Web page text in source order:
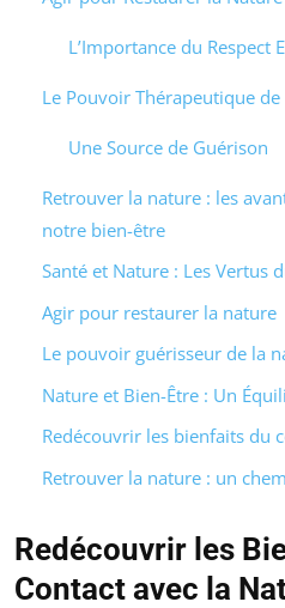
L’Importance du Respect
Le Pouvoir Thérapeutique
Une Source de Guérison
Retrouver la nature : les
notre bien-être
Santé et Nature : Les Vertus
Agir pour restaurer la nature
Le pouvoir guérisseur de la
Nature et Bien-Être : Un
Redécouvrir les bienfaits du
Retrouver la nature : un
Redécouvrir les
Contact avec la